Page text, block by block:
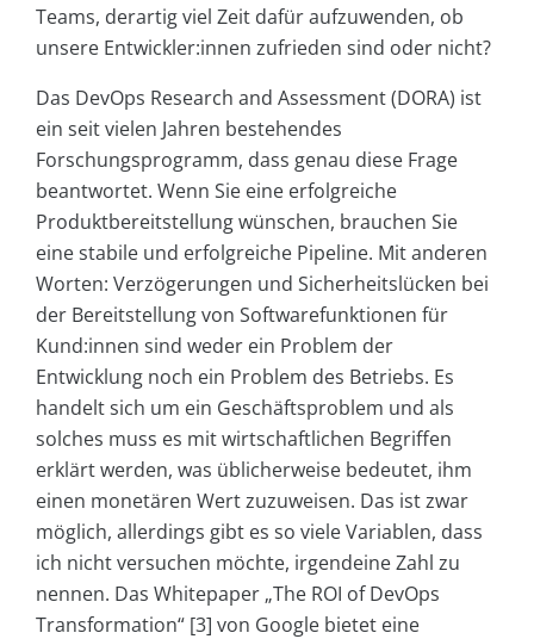
Teams, derartig viel Zeit dafür aufzuwenden, ob
unsere Entwickler:innen zufrieden sind oder nicht?
Das DevOps Research and Assessment (DORA) ist
ein seit vielen Jahren bestehendes
Forschungsprogramm, dass genau diese Frage
beantwortet. Wenn Sie eine erfolgreiche
Produktbereitstellung wünschen, brauchen Sie
eine stabile und erfolgreiche Pipeline. Mit anderen
Worten: Verzögerungen und Sicherheitslücken bei
der Bereitstellung von Softwarefunktionen für
Kund:innen sind weder ein Problem der
Entwicklung noch ein Problem des Betriebs. Es
handelt sich um ein Geschäftsproblem und als
solches muss es mit wirtschaftlichen Begriffen
erklärt werden, was üblicherweise bedeutet, ihm
einen monetären Wert zuzuweisen. Das ist zwar
möglich, allerdings gibt es so viele Variablen, dass
ich nicht versuchen möchte, irgendeine Zahl zu
nennen. Das Whitepaper „The ROI of DevOps
Transformation“ [3] von Google bietet eine